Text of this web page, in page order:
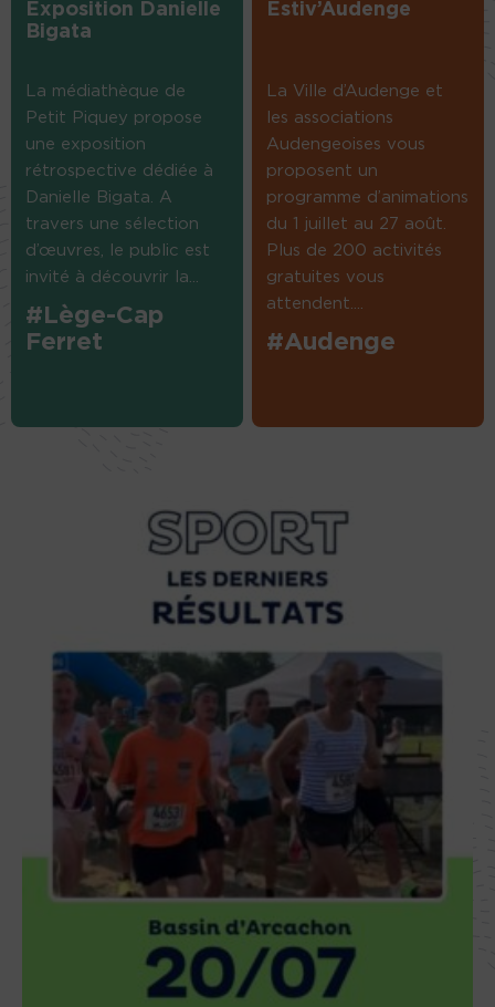
Exposition Danielle
Bigata
La médiathèque de
Petit Piquey propose
une exposition
rétrospective dédiée à
Danielle Bigata. A
travers une sélection
d’œuvres, le public est
invité à découvrir la...
#Lège-Cap
Ferret
Estiv’Audenge
La Ville d’Audenge et
les associations
Audengeoises vous
proposent un
programme d’animations
du 1 juillet au 27 août.
Plus de 200 activités
gratuites vous
attendent....
#Audenge